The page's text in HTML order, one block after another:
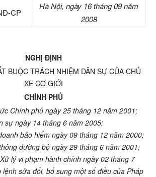
CP
Hà Nội, ngày 16 tháng 09 năm
2008
NGHỊ ĐỊNH
BUỘC TRÁCH NHIỆM DÂN SỰ CỦA CHỦ
XE CƠ GIỚI
CHÍNH PHỦ
Chính phủ ngày 25 tháng 12 năm 2001;
sự ngày 14 tháng 6 năm 2005;
bảo hiểm ngày 09 tháng 12 năm 2000;
đường bộ ngày 29 tháng 6 năm 2001;
lý vi phạm hành chính ngày 02 tháng 7
lệnh sửa đổi, bổ sung một số điều của Pháp